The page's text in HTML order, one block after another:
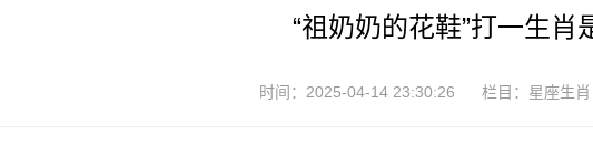
“祖奶奶的花鞋”打一生肖
时间：2025-04-14 23:30:26 栏目： 星座生肖